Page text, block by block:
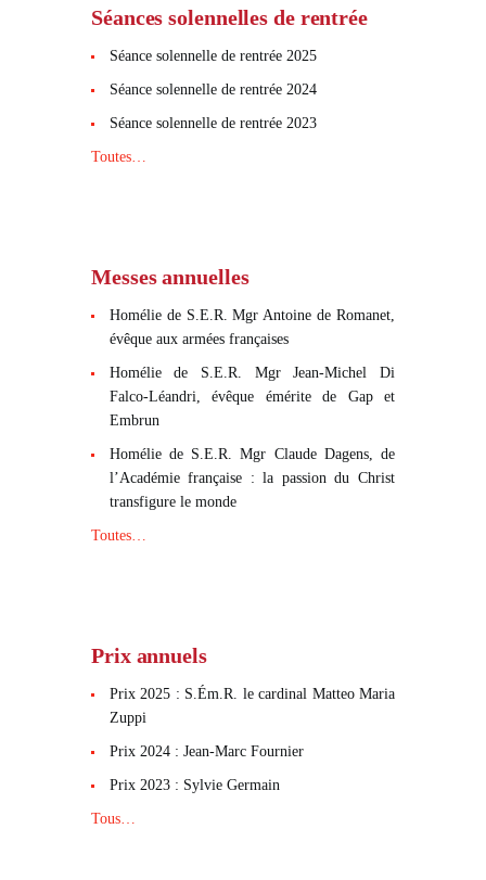
Séances solennelles de rentrée
Séance solennelle de rentrée 2025
Séance solennelle de rentrée 2024
Séance solennelle de rentrée 2023
Toutes…
Messes annuelles
Homélie de S.E.R. Mgr Antoine de Romanet,
évêque aux armées françaises
Homélie de S.E.R. Mgr Jean-Michel Di
Falco-Léandri, évêque émérite de Gap et
Embrun
Homélie de S.E.R. Mgr Claude Dagens, de
l’Académie française : la passion du Christ
transfigure le monde
Toutes…
Prix annuels
Prix 2025 : S.Ém.R. le cardinal Matteo Maria
Zuppi
Prix 2024 : Jean-Marc Fournier
Prix 2023 : Sylvie Germain
Tous…